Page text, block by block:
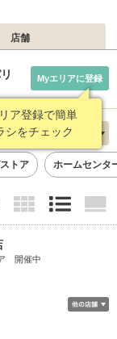
店舗
ア登録で簡単
シをチェック
Myエリアに登録
新着順
トア ホームセンタ
開催中